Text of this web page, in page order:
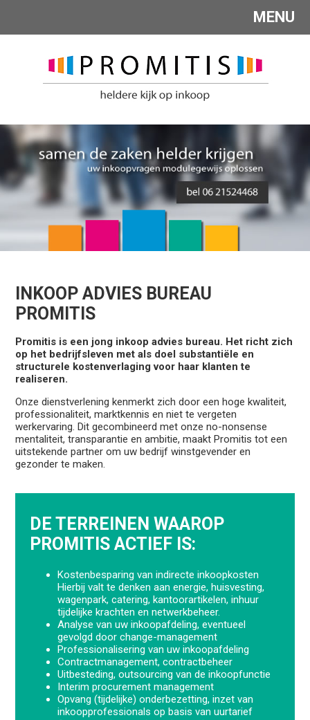
MENU
INKOOP ADVIES BUREAU
PROMITIS
Promitis is een jong inkoop advies bureau. Het richt zich
op het bedrijfsleven met als doel substantiële en
structurele kostenverlaging voor haar klanten te
realiseren.
Onze dienstverlening kenmerkt zich door een hoge kwaliteit,
professionaliteit, marktkennis en niet te vergeten
werkervaring. Dit gecombineerd met onze no-nonsense
mentaliteit, transparantie en ambitie, maakt Promitis tot een
uitstekende partner om uw bedrijf winstgevender en
gezonder te maken.
DE TERREINEN WAAROP
PROMITIS ACTIEF IS:
Kostenbesparing van indirecte inkoopkosten
Hierbij valt te denken aan energie, huisvesting,
wagenpark, catering, kantoorartikelen, inhuur
tijdelijke krachten en netwerkbeheer.
Analyse van uw inkoopafdeling, eventueel
gevolgd door change-management
Professionalisering van uw inkoopafdeling
Contractmanagement, contractbeheer
Uitbesteding, outsourcing van de inkoopfunctie
Interim procurement management
Opvang (tijdelijke) onderbezetting, inzet van
inkoopprofessionals op basis van uurtarief